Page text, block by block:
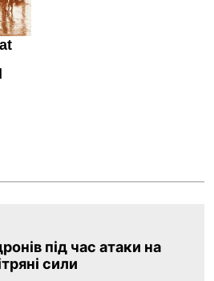
під час атаки на
сили